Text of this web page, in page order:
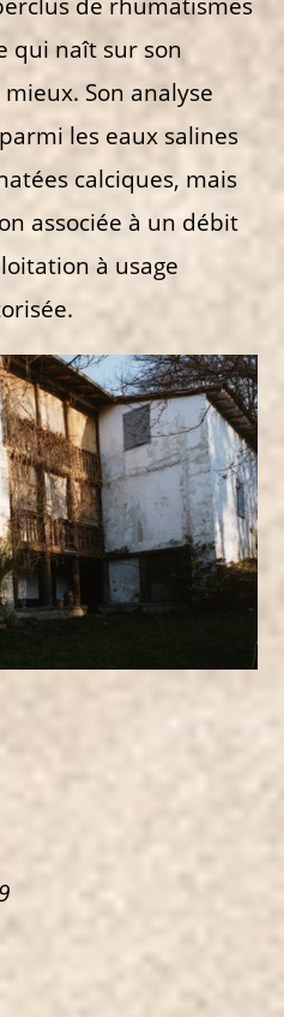
qui naît sur son
Son analyse
les eaux salines
calciques, mais
associée à un débit
à usage